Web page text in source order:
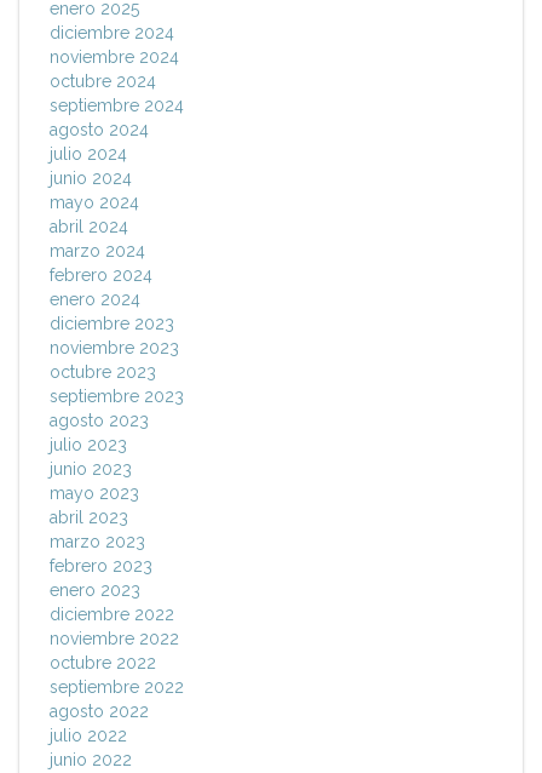
enero 2025
diciembre 2024
noviembre 2024
octubre 2024
septiembre 2024
agosto 2024
julio 2024
junio 2024
mayo 2024
abril 2024
marzo 2024
febrero 2024
enero 2024
diciembre 2023
noviembre 2023
octubre 2023
septiembre 2023
agosto 2023
julio 2023
junio 2023
mayo 2023
abril 2023
marzo 2023
febrero 2023
enero 2023
diciembre 2022
noviembre 2022
octubre 2022
septiembre 2022
agosto 2022
julio 2022
junio 2022